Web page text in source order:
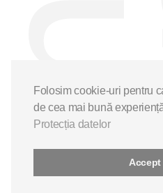
Folosim cookie-uri pentru
de cea mai bună
Protecția datelor
Accept